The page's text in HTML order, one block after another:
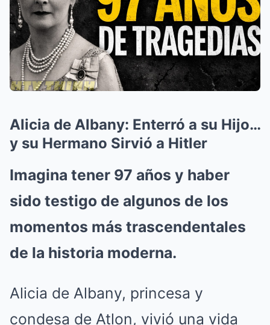
Alicia de Albany: Enterró a su Hijo…
y su Hermano Sirvió a Hitler
Imagina tener 97 años y haber
sido testigo de algunos de los
momentos más trascendentales
de la historia moderna.
Alicia de Albany, princesa y
condesa de Atlon, vivió una vida